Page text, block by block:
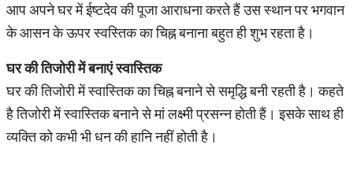
आप अपने घर में ईष्टदेव की पूजा आराधना करते हैं उस स्थान पर भगवान
के आसन के ऊपर स्वस्तिक का चिह्न बनाना बहुत ही शुभ रहता है।
घर की तिजोरी में बनाएं स्वास्तिक
घर की तिजोरी में स्वास्तिक का चिह्न बनाने से समृद्धि बनी रहती है। कहते
है तिजोरी में स्वास्तिक बनाने से मां लक्ष्मी प्रसन्न होती हैं। इसके साथ ही
व्यक्ति को कभी भी धन की हानि नहीं होती है।